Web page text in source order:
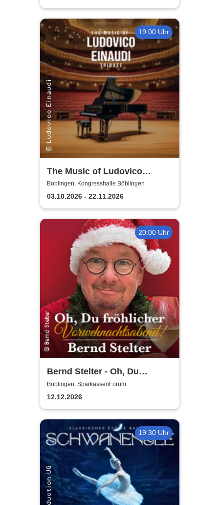
19:00 Uhr
The Music of Ludovico
Einaudi: Tribute-
Klavierkonzert - Ludovico
Einaudi Tribute bei
Kerzenschein
Böblingen, Kongresshalle Böblingen
03.10.2026 - 22.11.2026
20:00 Uhr
Bernd Stelter - Oh, Du
fröhlicher
Vorweihnachtsabend! 2026
Böblingen, SparkassenForum
12.12.2026
19:30 Uhr